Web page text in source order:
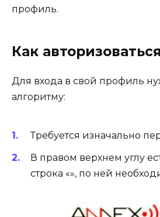
профиль.
Как
Для входа в свой профиль
алгоритму:
Требуется изначально
В правом верхнем углу
строка «», по ней